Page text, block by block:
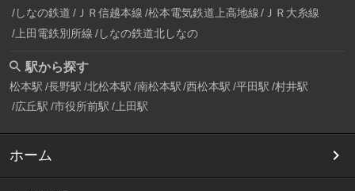
しなの鉄道 ＪＲ信越本線 松本電気鉄道上高地線
ＪＲ大糸線
上田電鉄別所線 しなの鉄道北しなの
駅から探す
松本駅 長野駅 北松本駅 南松本駅 西松本駅 平田駅 村井駅
広丘駅 市役所前駅 上田駅
ホーム